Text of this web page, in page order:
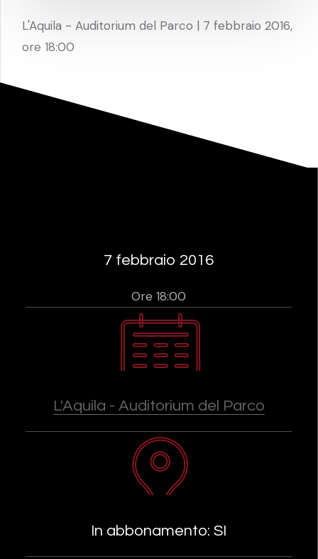
L'Aquila - Auditorium del Parco | 7 febbraio 2016,
ore 18:00
7 febbraio 2016
Ore 18:00
L'Aquila - Auditorium del Parco
In abbonamento: SI